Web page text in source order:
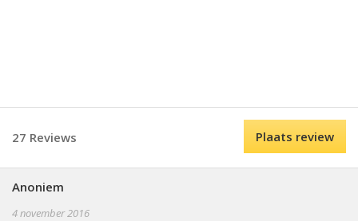
27 Reviews Plaats review
Anoniem
4 november 2016